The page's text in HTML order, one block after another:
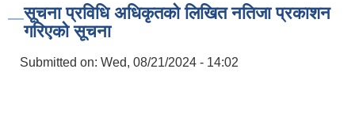
सूचना प्रविधि अधिकृतको लिखित नतिजा प्रकाशन
गरिएको सूचना
Submitted on: Wed, 08/21/2024 - 14:02